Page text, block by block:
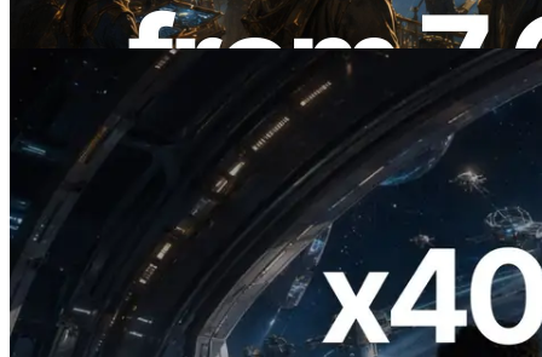
Baca artikel ini
2026.07.04